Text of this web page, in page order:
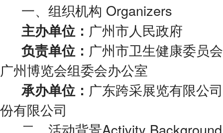
一、组织机构 Organizers
主办单位： 广州市人民政府
负责单位： 广州市卫生健康委员
广州博览会组委会办公室
承办单位： 广东跨采展览有限公
份有限公司